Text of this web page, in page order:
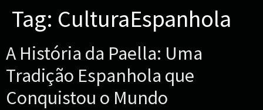
Tag: CulturaEspanhola
A História da Paella: Uma
Tradição Espanhola que
Conquistou o Mundo